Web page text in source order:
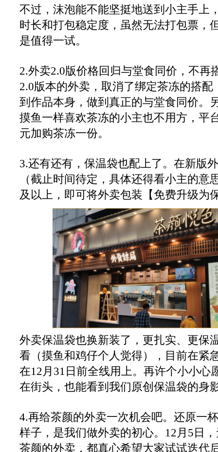
不过，沫泡能不能坚挺地送到小主手上
时长和打包稳定度，虽然无法打包票，
是值得一试。
2.外卖2.0版价格回归与堂食同价，不再
2.0版本的外卖，取消了绑定茶冻的搭配
到作品本身，做到真正的与堂食同价。
摸鱼一样喜欢茶冻的小主也不用方，平
元加购茶冻一份。
3.还有还有，保温袋也配上了。在新版
（截止时间待定，具体还得看小主的意
及以上，即可将外卖包装【免费升级为
外卖保温袋也换新装了，更扎实、更保
看（摸鱼和鸡仔个人觉得），目前在紧
在12月31日前全线用上。再许个小小心
在街头，也能看到我们原创保温袋的身
4.再给茶颜的外卖一次机会吧。还原一
样子，是我们做外卖的初心。12月5日
茶颜的外卖，都真心希望大家试试迭代